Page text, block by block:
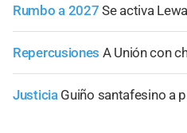
Rumbo a 2027 Se activa
Repercusiones A Unión con
Justicia Guiño santafesino a